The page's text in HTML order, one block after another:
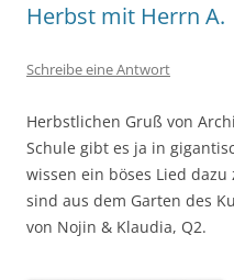
Herbst mit Herrn A.
Schreibe eine Antwort
Herbstlichen Gruß von
Schule gibt es ja in
wissen ein böses Lied
sind aus dem Garten des
von Nojin & Klaudia, Q2.